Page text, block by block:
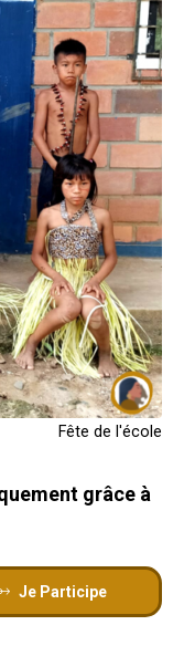
Fête de l'école
grâce à
Je Participe